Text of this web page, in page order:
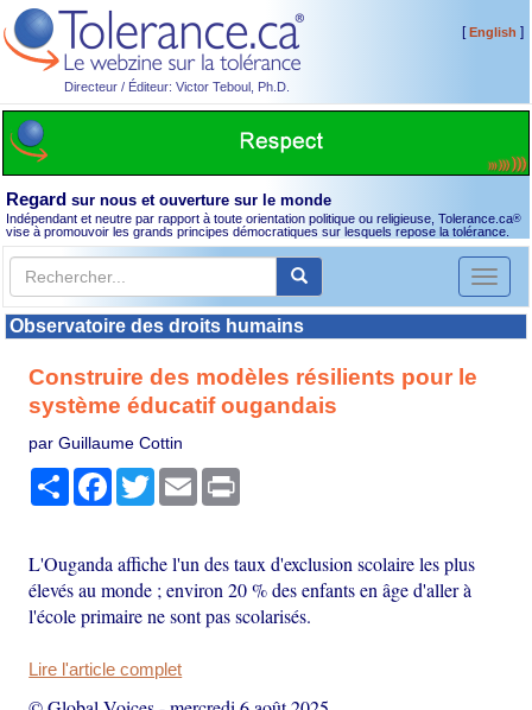
Directeur / Éditeur: Victor Teboul, Ph.D.
[English ]
Regard sur nous et ouverture sur le monde
Indépendant et neutre par rapport à toute orientation politique ou religieuse, Tolerance.ca®
vise à promouvoir les grands principes démocratiques sur lesquels repose la tolérance.
Toggle
Observatoire des droits humains
Construire des modèles résilients pour le
système éducatif ougandais
par Guillaume Cottin
PartagerFacebook
TwitterEmail
L'Ouganda affiche l'un des taux d'exclusion scolaire les plus
élevés au monde ; environ 20 % des enfants en âge d'aller à
l'école primaire ne sont pas scolarisés.
Lire l'article complet